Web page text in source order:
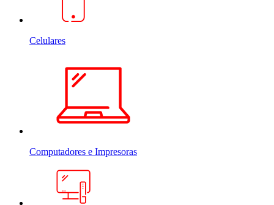
Celulares
Computadores e Impresoras